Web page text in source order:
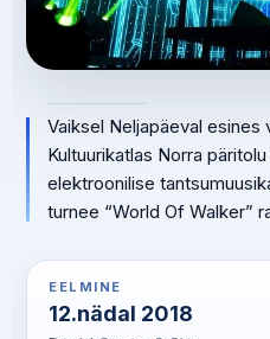
Vaiksel Neljapäeval esines
Kultuurikatlas Norra
elektroonilise
turnee “World Of Walker”
EELMINE
12.nädal 2018